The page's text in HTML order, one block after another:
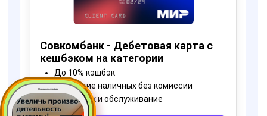
Пора для Апгрейда